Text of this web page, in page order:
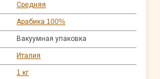
Средняя
Арабика 100%
Вакуумная упаковка
Италия
1 кг